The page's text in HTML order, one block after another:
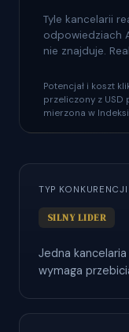
Tyle kancelarii
odpowiedziach
nie znajduje.
Potencjał i koszt
przeliczony z USD
mierzona w
TYP KONKURENCJI
SILNY LIDER
Jedna
wymaga